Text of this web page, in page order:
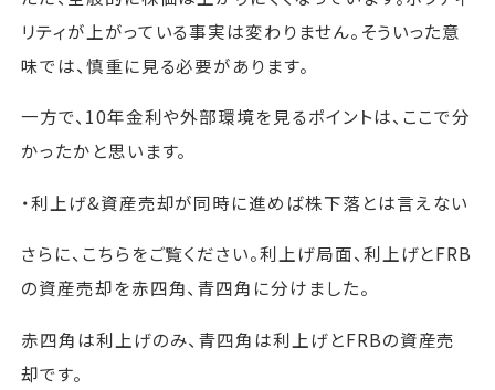
リティが上がっている事実は変わりません。そういった意
味では、慎重に見る必要があります。
一方で、10年金利や外部環境を見るポイントは、ここで分
かったかと思います。
・利上げ&資産売却が同時に進めば株下落とは言えない
さらに、こちらをご覧ください。利上げ局面、利上げとFRB
の資産売却を赤四角、青四角に分けました。
赤四角は利上げのみ、青四角は利上げとFRBの資産売
却です。